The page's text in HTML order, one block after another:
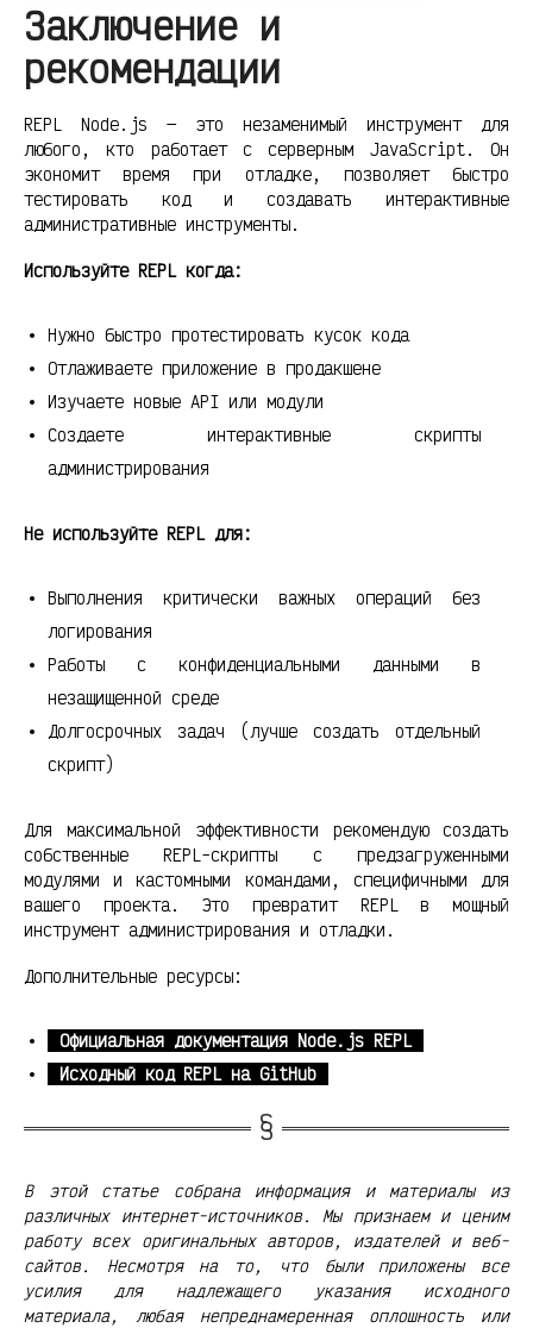
Заключение и
рекомендации
REPL Node.js — это незаменимый инструмент для
любого, кто работает с серверным JavaScript. Он
экономит время при отладке, позволяет быстро
тестировать код и создавать интерактивные
административные инструменты.
Используйте REPL когда:
Нужно быстро протестировать кусок кода
Отлаживаете приложение в продакшене
Изучаете новые API или модули
Создаете интерактивные скрипты
администрирования
Не используйте REPL для:
Выполнения критически важных операций без
логирования
Работы с конфиденциальными данными в
незащищенной среде
Долгосрочных задач (лучше создать отдельный
скрипт)
Для максимальной эффективности рекомендую создать
собственные REPL-скрипты с предзагруженными
модулями и кастомными командами, специфичными для
вашего проекта. Это превратит REPL в мощный
инструмент администрирования и отладки.
Дополнительные ресурсы:
Официальная документация Node.js REPL
Исходный код REPL на GitHub
В этой статье собрана информация и материалы из
различных интернет-источников. Мы признаем и ценим
работу всех оригинальных авторов, издателей и веб-
сайтов. Несмотря на то, что были приложены все
усилия для надлежащего указания исходного
материала, любая непреднамеренная оплошность или